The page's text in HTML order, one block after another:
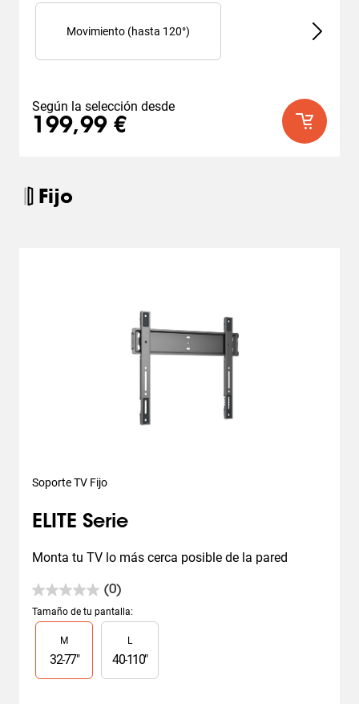
Slide 1 of 2
Movimiento (hasta 120°)
Según la selección desde
199,99 €
Fijo
Soporte TV Fijo
ELITE Serie
Monta tu TV lo más cerca posible de la pared
(0)
0.0
de
5
estrellas.
Tamaño de tu pantalla:
Slide 1 of 2
M
32-77"
L
40-110"